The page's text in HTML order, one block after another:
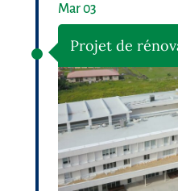
Mar 03
Projet de